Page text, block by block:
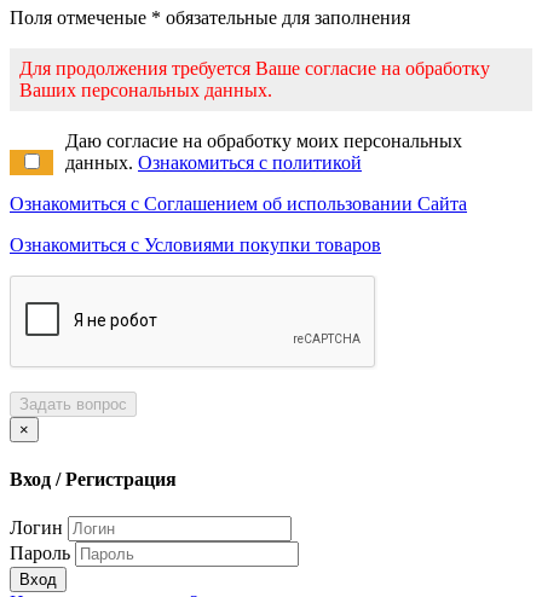
Поля отмеченые * обязательные для заполнения
Для продолжения требуется Ваше согласие на обработку
Ваших персональных данных.
Даю согласие на обработку моих персональных
данных. Ознакомиться с политикой
Ознакомиться с Соглашением об использовании Сайта
Ознакомиться с Условиями покупки товаров
Задать вопрос
×
Вход / Регистрация
Логин
Пароль
Вход